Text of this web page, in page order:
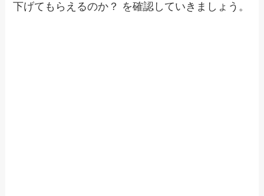
下げてもらえるのか？ を確認していきましょう。